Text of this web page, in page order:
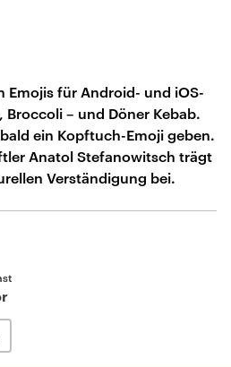
Emojis für Android- und iOS-
Broccoli – und Döner Kebab.
ein Kopftuch-Emoji geben.
Anatol Stefanowitsch trägt
Verständigung bei.